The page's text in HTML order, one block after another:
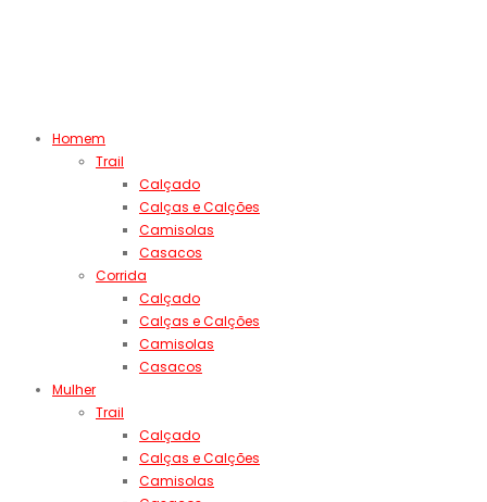
Homem
Trail
Calçado
Calças e Calções
Camisolas
Casacos
Corrida
Calçado
Calças e Calções
Camisolas
Casacos
Mulher
Trail
Calçado
Calças e Calções
Camisolas